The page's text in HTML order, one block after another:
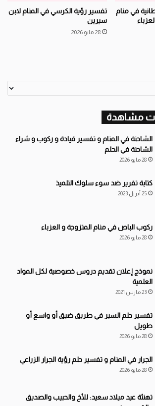
في منام
تفسير رؤية الكرسي في المنام لابن
سيرين
28 مايو 2026
مشاهدة
الشاحنة في المنام و تفسير قيادة و ركوب و شراء
الشاحنة في الحلم
28 مايو 2026
كتابة تقرير ضد سوء سلوك التلميذ
25 أبريل 2023
ركوب الباص في منام المتزوجة و العزباء
28 مايو 2026
نموذج إعلان تقديم دروس خصوصية لكل المواد
العلمية
23 مارس 2021
تفسير حلم السير في طريق ضيق أو واسع أو
طويل
28 مايو 2026
الجرار في المنام و تفسير حلم رؤية الجرار الزراعي
28 مايو 2026
تهنئة عيد ميلاد سعيد: للأخ والحبيب والصديق